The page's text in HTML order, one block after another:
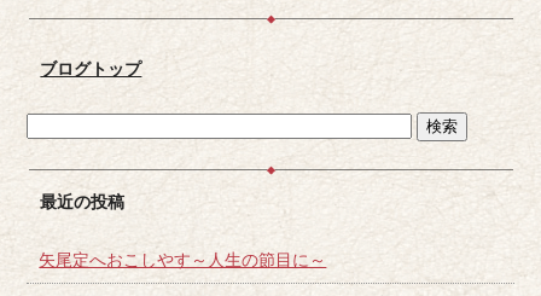
ブログトップ
最近の投稿
矢尾定へおこしやす～人生の節目に～